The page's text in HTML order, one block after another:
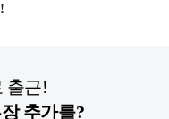
출근!
추가를?